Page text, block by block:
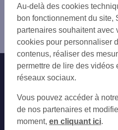
MONT SAINT AIGNAN
PETIT QUEVILLY
LE GRAND QUEVILLY
MAROMME
QUINCAMPOIX
OISSEL
MONTVILLE
PAVILLY
LE PETIT-QUEVILLY
SAINT-ÉTIENNE-DU-ROUVRAY
DÉVILLE-LÈS-ROUEN
LE GRAND-QUEVILLY
CANTELEU
MAROMME
OISSEL
GRAND-COURONNE
BARENTIN
VAL-DE-REUIL
ELBEUF
Darnétal
Nos engagements
Autres sites
Au-delà des cookies
bon fonctionnement du site,
partenaires souhaitent avec
cookies pour personnaliser
contenus, réaliser des
permettre de lire des vidéos
réseaux sociaux.
Vous pouvez accéder à
de nos partenaires et
moment, en cliquant ici.